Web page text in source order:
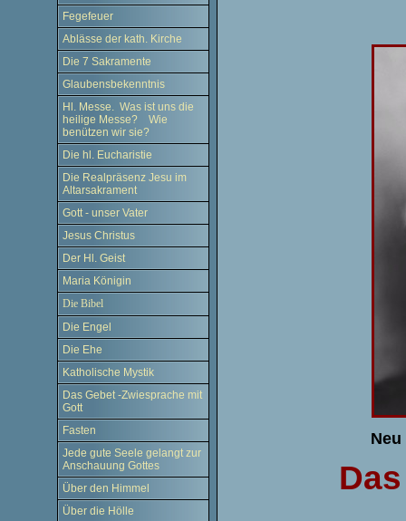
Fegefeuer
Ablässe der kath. Kirche
Die 7 Sakramente
Glaubensbekenntnis
Hl. Messe. Was ist uns die
heilige Messe? Wie
benützen wir sie?
Die hl. Eucharistie
Die Realpräsenz Jesu im
Altarsakrament
Gott - unser Vater
Jesus Christus
Der Hl. Geist
Maria Königin
Die Bibel
Die Engel
Die Ehe
Katholische Mystik
Das Gebet -Zwiesprache mit
Gott
Fasten
Jede gute Seele gelangt zur
Anschauung Gottes
Über den Himmel
Über die Hölle